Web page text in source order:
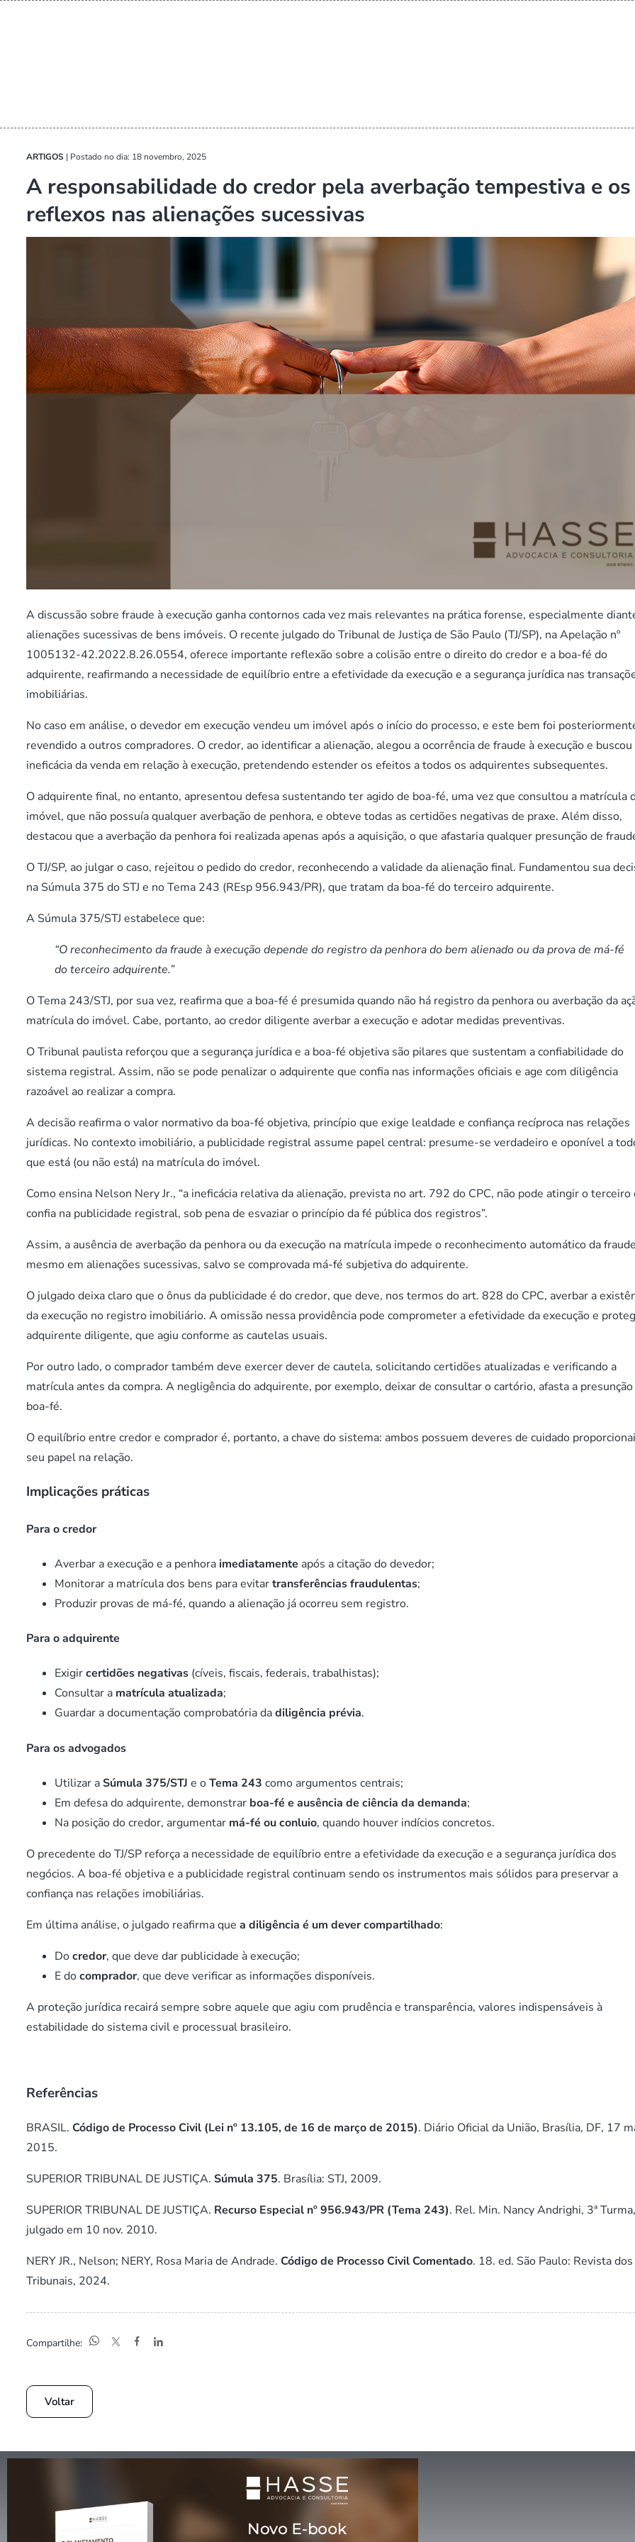
ARTIGOS | Postado no dia: 18 novembro, 2025
A responsabilidade do credor pela averbação tempestiva e os
reflexos nas alienações sucessivas
A discussão sobre fraude à execução ganha contornos cada vez mais relevantes na prática forense, especialmente
alienações sucessivas de bens imóveis. O recente julgado do Tribunal de Justiça de São Paulo (TJ/SP), na Apelação nº
1005132-42.2022.8.26.0554, oferece importante reflexão sobre a colisão entre o direito do credor e a boa-fé do
adquirente, reafirmando a necessidade de equilíbrio entre a efetividade da execução e a segurança jurídica nas
imobiliárias.
No caso em análise, o devedor em execução vendeu um imóvel após o início do processo, e este bem foi
revendido a outros compradores. O credor, ao identificar a alienação, alegou a ocorrência de fraude à execução e buscou
ineficácia da venda em relação à execução, pretendendo estender os efeitos a todos os adquirentes subsequentes.
O adquirente final, no entanto, apresentou defesa sustentando ter agido de boa-fé, uma vez que consultou a matrícula
imóvel, que não possuía qualquer averbação de penhora, e obteve todas as certidões negativas de praxe. Além disso,
destacou que a averbação da penhora foi realizada apenas após a aquisição, o que afastaria qualquer presunção de
O TJ/SP, ao julgar o caso, rejeitou o pedido do credor, reconhecendo a validade da alienação final. Fundamentou sua
na Súmula 375 do STJ e no Tema 243 (REsp 956.943/PR), que tratam da boa-fé do terceiro adquirente.
A Súmula 375/STJ estabelece que:
“O reconhecimento da fraude à execução depende do registro da penhora do bem alienado ou da prova de má-fé
do terceiro adquirente.”
O Tema 243/STJ, por sua vez, reafirma que a boa-fé é presumida quando não há registro da penhora ou averbação da
matrícula do imóvel. Cabe, portanto, ao credor diligente averbar a execução e adotar medidas preventivas.
O Tribunal paulista reforçou que a segurança jurídica e a boa-fé objetiva são pilares que sustentam a confiabilidade do
sistema registral. Assim, não se pode penalizar o adquirente que confia nas informações oficiais e age com diligência
razoável ao realizar a compra.
A decisão reafirma o valor normativo da boa-fé objetiva, princípio que exige lealdade e confiança recíproca nas relações
jurídicas. No contexto imobiliário, a publicidade registral assume papel central: presume-se verdadeiro e oponível a
que está (ou não está) na matrícula do imóvel.
Como ensina Nelson Nery Jr., “a ineficácia relativa da alienação, prevista no art. 792 do CPC, não pode atingir o terceiro
confia na publicidade registral, sob pena de esvaziar o princípio da fé pública dos registros”.
Assim, a ausência de averbação da penhora ou da execução na matrícula impede o reconhecimento automático da
mesmo em alienações sucessivas, salvo se comprovada má-fé subjetiva do adquirente.
O julgado deixa claro que o ônus da publicidade é do credor, que deve, nos termos do art. 828 do CPC, averbar a
da execução no registro imobiliário. A omissão nessa providência pode comprometer a efetividade da execução e
adquirente diligente, que agiu conforme as cautelas usuais.
Por outro lado, o comprador também deve exercer dever de cautela, solicitando certidões atualizadas e verificando a
matrícula antes da compra. A negligência do adquirente, por exemplo, deixar de consultar o cartório, afasta a presunção
boa-fé.
O equilíbrio entre credor e comprador é, portanto, a chave do sistema: ambos possuem deveres de cuidado
seu papel na relação.
Implicações práticas
Para o credor
Averbar a execução e a penhora imediatamente após a citação do devedor;
Monitorar a matrícula dos bens para evitartransferências fraudulentas;
Produzir provas de má-fé, quando a alienação já ocorreu sem registro.
Para o adquirente
Exigircertidões negativas (cíveis, fiscais, federais, trabalhistas);
Consultar a matrícula atualizada;
Guardar a documentação comprobatória dadiligência prévia.
Para os advogados
Utilizar aSúmula 375/STJ e oTema 243 como argumentos centrais;
Em defesa do adquirente, demonstrar boa-fé e ausência de ciência da demanda;
Na posição do credor, argumentar má-fé ou conluio, quando houver indícios concretos.
O precedente do TJ/SP reforça a necessidade de equilíbrio entre a efetividade da execução e a segurança jurídica dos
negócios. A boa-fé objetiva e a publicidade registral continuam sendo os instrumentos mais sólidos para preservar a
confiança nas relações imobiliárias.
Em última análise, o julgado reafirma que a diligência é um dever compartilhado:
Docredor, que deve dar publicidade à execução;
E docomprador, que deve verificar as informações disponíveis.
A proteção jurídica recairá sempre sobre aquele que agiu com prudência e transparência, valores indispensáveis à
estabilidade do sistema civil e processual brasileiro.
Referências
BRASIL. Código de Processo Civil (Lei nº 13.105, de 16 de março de 2015). Diário Oficial da União, Brasília, DF, 17
2015.
SUPERIOR TRIBUNAL DE JUSTIÇA. Súmula 375. Brasília: STJ, 2009.
SUPERIOR TRIBUNAL DE JUSTIÇA. Recurso Especial nº 956.943/PR (Tema 243). Rel. Min. Nancy Andrighi, 3ª Turma,
julgado em 10 nov. 2010.
NERY JR., Nelson; NERY, Rosa Maria de Andrade. Código de Processo Civil Comentado. 18. ed. São Paulo: Revista dos
Tribunais, 2024.
Compartilhe:
Voltar